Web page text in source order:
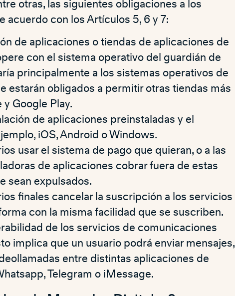
otras, las siguientes obligaciones a los
acuerdo con los Artículos 5, 6 y 7:
de aplicaciones o tiendas de aplicaciones de
con el sistema operativo del guardián de
principalmente a los sistemas operativos de
estarán obligados a permitir otras tiendas más
y Google Play.
de aplicaciones preinstaladas y el
iOS, Android o Windows.
usar el sistema de pago que quieran, o a las
de aplicaciones cobrar fuera de estas
sean expulsados.
finales cancelar la suscripción a los servicios
con la misma facilidad que se suscriben.
de los servicios de comunicaciones
implica que un usuario podrá enviar mensajes,
entre distintas aplicaciones de
Telegram o iMessage.